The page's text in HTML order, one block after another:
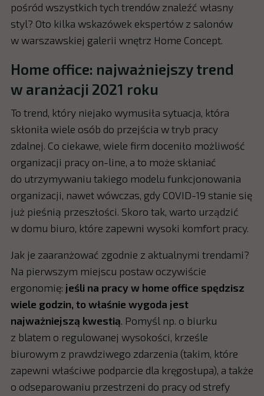
pośród wszystkich tych trendów znaleźć własny
styl? Oto kilka wskazówek ekspertów z salonów
w warszawskiej galerii wnętrz Home Concept.
Home office: najważniejszy trend
w aranżacji 2021 roku
To trend, który niejako wymusiła sytuacja, która
skłoniła wiele osób do przejścia w tryb pracy
zdalnej. Co ciekawe, wiele firm doceniło możliwość
organizacji pracy on-line, a to może skłaniać
do utrzymywaniu takiego modelu funkcjonowania
organizacji, nawet wówczas, gdy COVID-19 stanie się
już pieśnią przeszłości. Skoro tak, warto urządzić
w domu biuro, które zapewni wysoki komfort pracy.
Jak je zaaranżować zgodnie z aktualnymi trendami?
Na pierwszym miejscu postaw oczywiście
ergonomię: jeśli na pracy w home office spędzisz
wiele godzin, to właśnie wygoda jest
najważniejszą kwestią. Pomyśl np. o biurku
z blatem o regulowanej wysokości, krześle
biurowym z prawdziwego zdarzenia (takim, które
zapewni właściwe podparcie dla kręgosłupa), a także
o odseparowaniu przestrzeni do pracy od strefy